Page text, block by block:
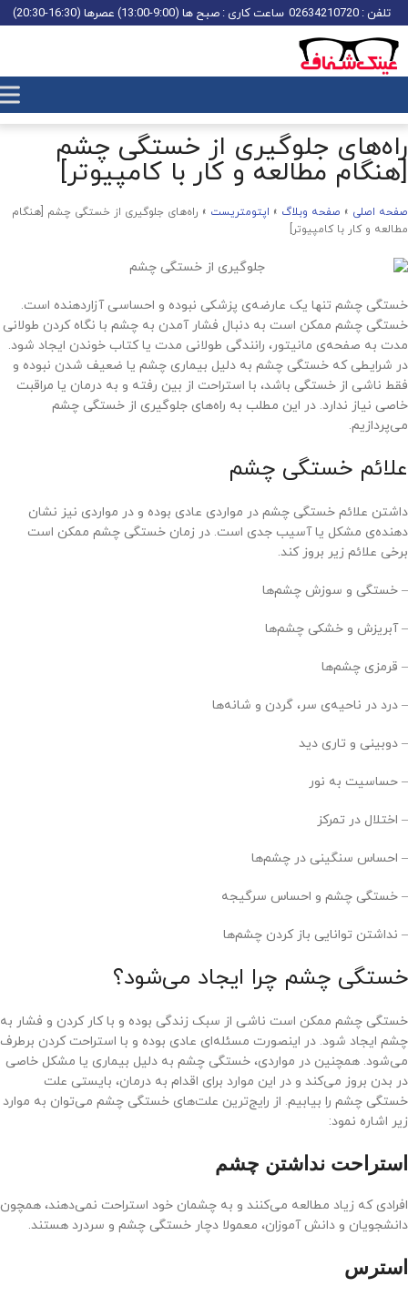
تلفن : 02634210720 ساعت کاری : صبح ها (9:00-13:00) عصرها (16:30-20:30)
راه‌های جلوگیری از خستگی چشم
[هنگام مطالعه و کار با کامپیوتر]
صفحه اصلی » صفحه وبلاگ » اپتومتریست » راه‌های جلوگیری از خستگی چشم [هنگام
مطالعه و کار با کامپیوتر]
خستگی چشم تنها یک عارضه‌ی پزشکی نبوده و احساسی آزاردهنده است.
خستگی چشم ممکن است به دنبال فشار آمدن به چشم با نگاه کردن طولانی
مدت به صفحه‌ی مانیتور، رانندگی طولانی مدت یا کتاب خوندن ایجاد شود.
در شرایطی که خستگی چشم به دلیل بیماری چشم یا ضعیف شدن نبوده و
فقط ناشی از خستگی باشد، با استراحت از بین رفته و به درمان یا مراقبت
خاصی نیاز ندارد. در این مطلب به راه‌های جلوگیری از خستگی چشم
می‌پردازیم.
علائم خستگی چشم
داشتن علائم خستگی چشم در مواردی عادی بوده و در مواردی نیز نشان
دهنده‌ی مشکل یا آسیب جدی است. در زمان خستگی چشم ممکن است
برخی علائم زیر بروز کند.
– خستگی و سوزش چشم‌ها
– آبریزش و خشکی چشم‌ها
– قرمزی چشم‌ها
– درد در ناحیه‌ی سر، گردن و شانه‌ها
– دوبینی و تاری دید
– حساسیت به نور
– اختلال در تمرکز
– احساس سنگینی در چشم‌ها
– خستگی چشم و احساس سرگیجه
– نداشتن توانایی باز کردن چشم‌ها
خستگی چشم چرا ایجاد می‌شود؟
خستگی چشم ممکن است ناشی از سبک زندگی بوده و با کار کردن و فشار به
چشم ایجاد شود. در اینصورت مسئله‌ای عادی بوده و با استراحت کردن برطرف
می‌شود. همچنین در مواردی، خستگی چشم به دلیل بیماری یا مشکل خاصی
در بدن بروز می‌کند و در این موارد برای اقدام به درمان، بایستی علت
خستگی چشم را بیابیم. از رایج‌ترین علت‌های خستگی چشم می‌توان به موارد
زیر اشاره نمود:
استراحت نداشتن چشم
افرادی که زیاد مطالعه می‌کنند و به چشمان خود استراحت نمی‌دهند، همچون
دانشجویان و دانش آموزان، معمولا دچار خستگی چشم و سردرد هستند.
استرس